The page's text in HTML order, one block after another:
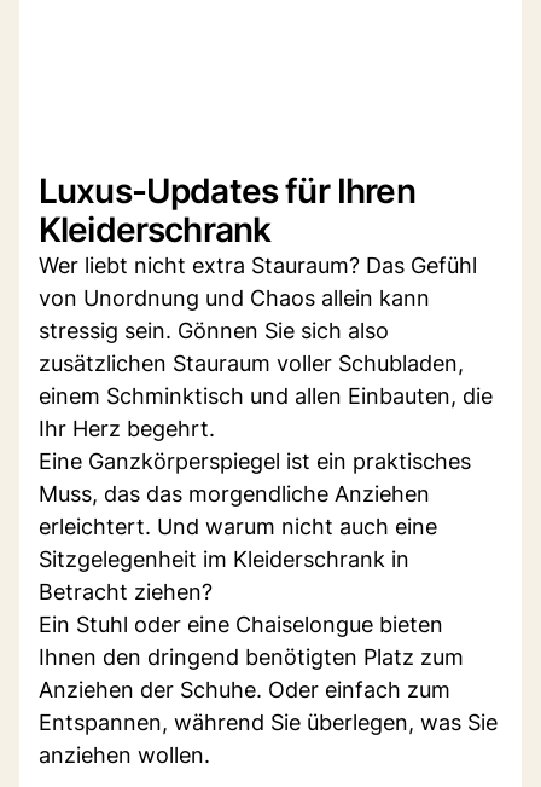
Luxus-Updates für Ihren
Kleiderschrank
Wer liebt nicht extra Stauraum? Das Gefühl
von Unordnung und Chaos allein kann
stressig sein. Gönnen Sie sich also
zusätzlichen Stauraum voller Schubladen,
einem Schminktisch und allen Einbauten, die
Ihr Herz begehrt.
Eine Ganzkörperspiegel ist ein praktisches
Muss, das das morgendliche Anziehen
erleichtert. Und warum nicht auch eine
Sitzgelegenheit im Kleiderschrank in
Betracht ziehen?
Ein Stuhl oder eine Chaiselongue bieten
Ihnen den dringend benötigten Platz zum
Anziehen der Schuhe. Oder einfach zum
Entspannen, während Sie überlegen, was Sie
anziehen wollen.